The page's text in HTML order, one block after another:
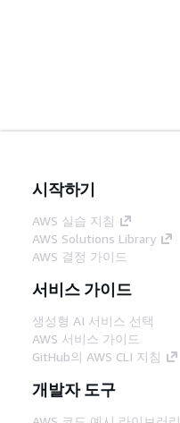
시작하기
AWS 실습 지침
AWS Solutions Library
AWS 결정 가이드
서비스 가이드
생성형 AI 서비스 선택
AWS 서비스 가이드
GitHub의 AWS CLI 지침
개발자 도구